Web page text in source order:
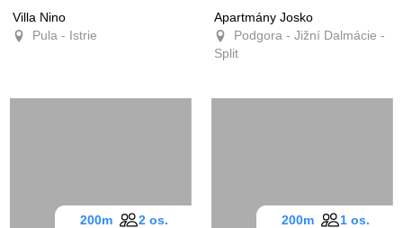
Villa Nino
Pula - Istrie
Apartmány Josko
Podgora - Jižní Dalmácie -
Split
200m 2 os. 200m 1 os.